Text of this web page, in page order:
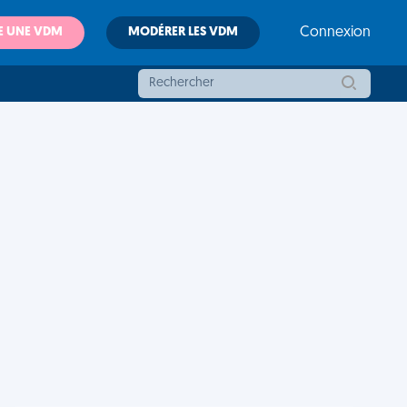
UNE VDM MODÉRER LES VDM Connexion